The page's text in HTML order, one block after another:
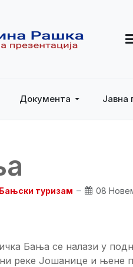
Документа Јавна
Бањски туризам 08
Бања се налази у
реке Јошанице и њене